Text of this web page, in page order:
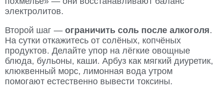
электролитов.
Второй шаг — ограничить соль после алкоголя.
На сутки откажитесь от солёных, копчёных
продуктов. Делайте упор на лёгкие овощные
блюда, бульоны, каши. Арбуз как мягкий диуретик,
клюквенный морс, лимонная вода утром
помогают естественно вывести токсины.